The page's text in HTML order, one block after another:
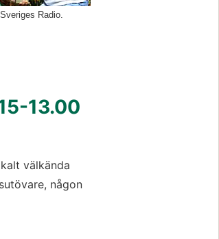
Radio.
13.00
välkända
någon